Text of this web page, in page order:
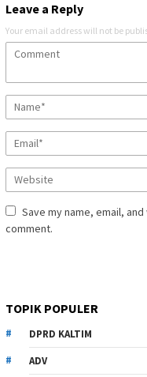
Leave a Reply
Your email address will not be
Save my name, email,
comment.
TOPIK POPULER
DPRD KALTIM
ADV